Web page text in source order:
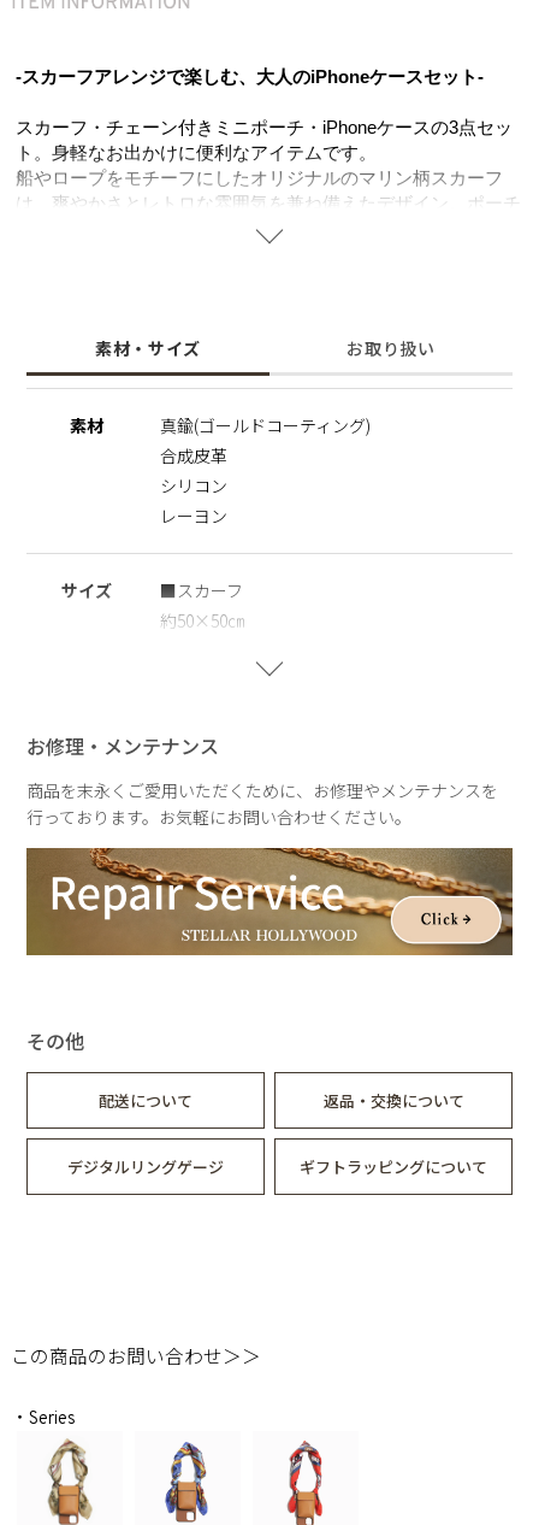
-スカーフアレンジで楽しむ、大人のiPhoneケースセット-
スカーフ・チェーン付きミニポーチ・iPhoneケースの3点セッ
ト。身軽なお出かけに便利なアイテムです。
船やロープをモチーフにしたオリジナルのマリン柄スカーフ
は、爽やかさとレトロな雰囲気を兼ね備えたデザイン。ポーチ
の金具に結べばハンドルとして使え、コーディネートのアクセ
は首元やバッグに巻くなどアレンジも自在です。
実用性と遊び心を兼ね備えた、毎日のお出かけを彩るアイテム
※ギフトラッピング
こちらの商品はギフトボックスをご利用いただけません。ショ
ッピングバッグ(￥250)のみご利用いただけます。あらかじめ
※レーヨン素材について
しわが気になる場合は、あて布をして低温〜中温でやさしくア
イロンをかけてください。高温でのアイロンや強い摩擦、水濡
素材・サイズ お取り扱い
素材
真鍮(ゴールドコーティング)
合成皮革
シリコン
レーヨン
サイズ
■スカーフ
約50×50㎝
全長：約105.0㎝
重さ
約94g
ポーチ：約36g
チェーン：約28.5g
お修理・メンテナンス
商品を末永くご愛用いただくために、お修理やメンテナンスを
行っております。お気軽にお問い合わせください。
その他
配送について 返品・交換について
デジタルリングゲージ ギフトラッピングについて
この商品のお問い合わせ＞＞
・Series